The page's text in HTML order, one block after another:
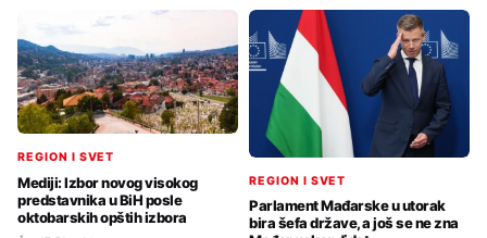
REGION I SVET
Mediji: Izbor novog visokog
predstavnika u BiH posle
oktobarskih opštih izbora
REGION I SVET
Parlament Mađarske u utorak
bira šefa države, a još se ne zna